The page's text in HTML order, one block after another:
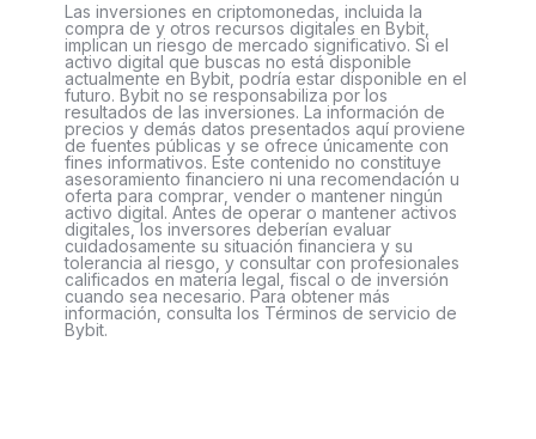
Las inversiones en criptomonedas, incluida la
compra de y otros recursos digitales en Bybit,
implican un riesgo de mercado significativo. Si el
activo digital que buscas no está disponible
actualmente en Bybit, podría estar disponible en el
futuro. Bybit no se responsabiliza por los
resultados de las inversiones. La información de
precios y demás datos presentados aquí proviene
de fuentes públicas y se ofrece únicamente con
fines informativos. Este contenido no constituye
asesoramiento financiero ni una recomendación u
oferta para comprar, vender o mantener ningún
activo digital. Antes de operar o mantener activos
digitales, los inversores deberían evaluar
cuidadosamente su situación financiera y su
tolerancia al riesgo, y consultar con profesionales
calificados en materia legal, fiscal o de inversión
cuando sea necesario. Para obtener más
información, consulta los Términos de servicio de
Bybit.